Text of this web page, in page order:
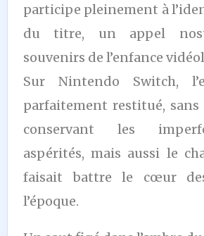
participe pleinement à
du titre, un appel
souvenirs de l’enfance
Sur Nintendo Switch,
parfaitement restitué,
conservant les
aspérités, mais aussi le
faisait battre le cœur
l’époque.